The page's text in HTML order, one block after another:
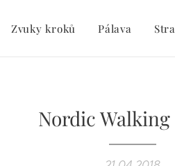
Zvuky kroků Pálava
Nordic Walking